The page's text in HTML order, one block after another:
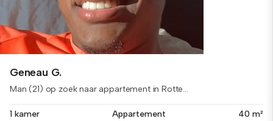
Geneau G.
Man (21) op zoek naar appartement in Rotte...
1 kamer Appartement 40 m²